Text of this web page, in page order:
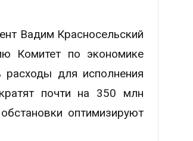
Вадим Красносельский
Комитет по экономике
расходы для исполнения
почти на 350 млн
оптимизируют